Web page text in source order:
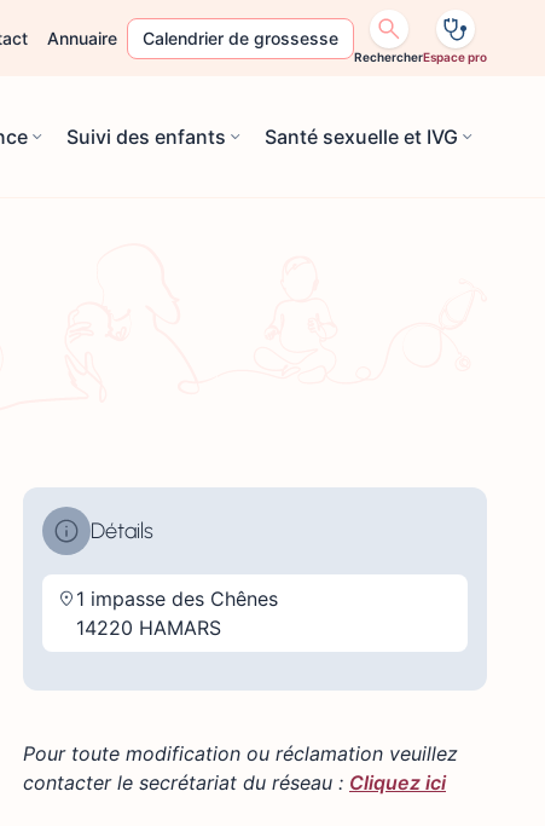
Annuaire Calendrier de grossesse
RechercherEspace pro
Suivi des enfants Santé sexuelle et IVG
Détails
1 impasse des Chênes
14220 HAMARS
Pour toute modification ou réclamation veuillez
contacter le secrétariat du réseau : Cliquez ici